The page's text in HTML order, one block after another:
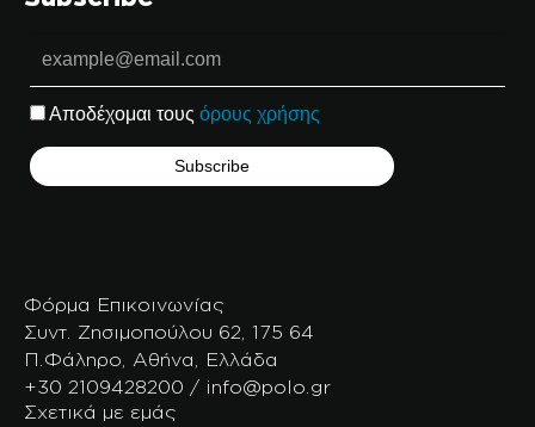
Αποδέχομαι τους όρους χρήσης
Φόρμα Επικοινωνίας
Συντ. Ζησιμοπούλου 62, 175 64
Π.Φάληρο, Αθήνα, Ελλάδα
+30 2109428200 / info@polo.gr
Σχετικά με εμάς